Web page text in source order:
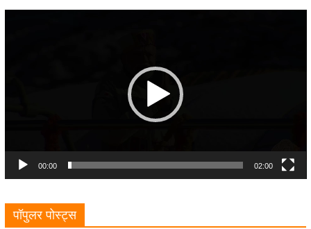
00:00 02:00
पॉपुलर पोस्ट्स